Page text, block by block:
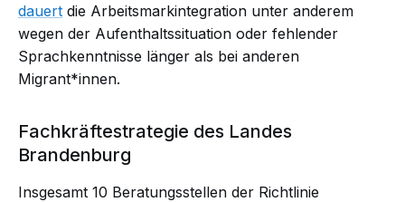
dauert die Arbeitsmarkintegration unter anderem
wegen der Aufenthaltssituation oder fehlender
Sprachkenntnisse länger als bei anderen
Migrant*innen.
Fachkräftestrategie des Landes
Brandenburg
Insgesamt 10 Beratungsstellen der Richtlinie